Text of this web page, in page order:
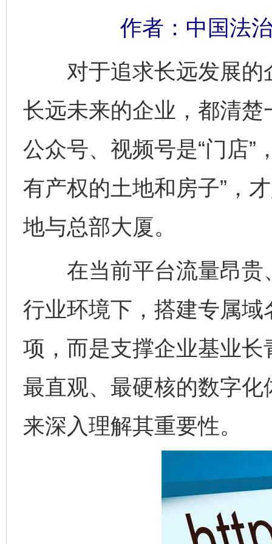
作者：中国法
对于追求长远发展的
长远未来的企业，都清
公众号、视频号是“门店”
有产权的土地和房子”，
地与总部大厦。
在当前平台流量昂贵
行业环境下，搭建专属
项，而是支撑企业基业
最直观、最硬核的数字
来深入理解其重要性。